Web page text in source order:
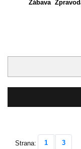
Zábava
Strana: 1 3